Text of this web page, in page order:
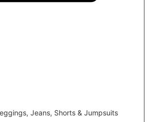
Jeans, Shorts & Jumpsuits